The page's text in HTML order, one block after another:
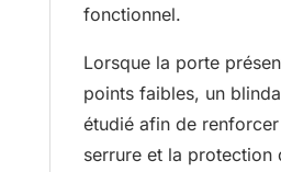
fonctionnel.
Lorsque la porte
points faibles, un
étudié afin de renforcer
serrure et la protection